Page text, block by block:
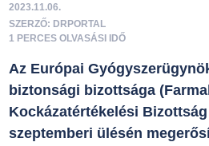
2023.11.06.
SZERZŐ: DRPORTAL
1 PERCES OLVASÁSI IDŐ
Az Európai
biztonsági bizottsága
Kockázatértékelési Bizottság
szeptemberi ülésén